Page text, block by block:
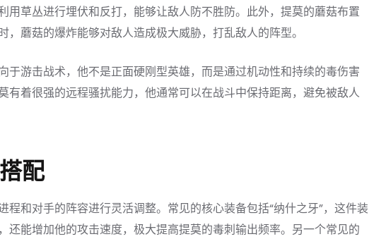
用草丛进行埋伏和反打，能够让敌人防不胜防。此外，提莫的蘑菇布置
，蘑菇的爆炸能够对敌人造成极大威胁，打乱敌人的阵型。
于游击战术，他不是正面硬刚型英雄，而是通过机动性和持续的毒伤害
有着很强的远程骚扰能力，他通常可以在战斗中保持距离，避免被敌人
配
程和对手的阵容进行灵活调整。常见的核心装备包括“纳什之牙”，这件装
还能增加他的攻击速度，极大提高提莫的毒刺输出频率。另一个常见的